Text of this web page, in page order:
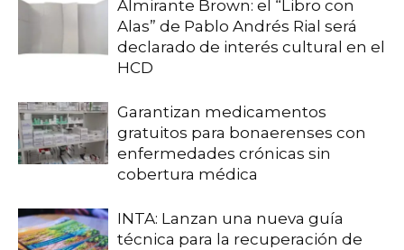
Almirante Brown: el “Libro con
Alas” de Pablo Andrés Rial será
declarado de interés cultural en el
HCD
Garantizan medicamentos
gratuitos para bonaerenses con
enfermedades crónicas sin
cobertura médica
INTA: Lanzan una nueva guía
técnica para la recuperación de